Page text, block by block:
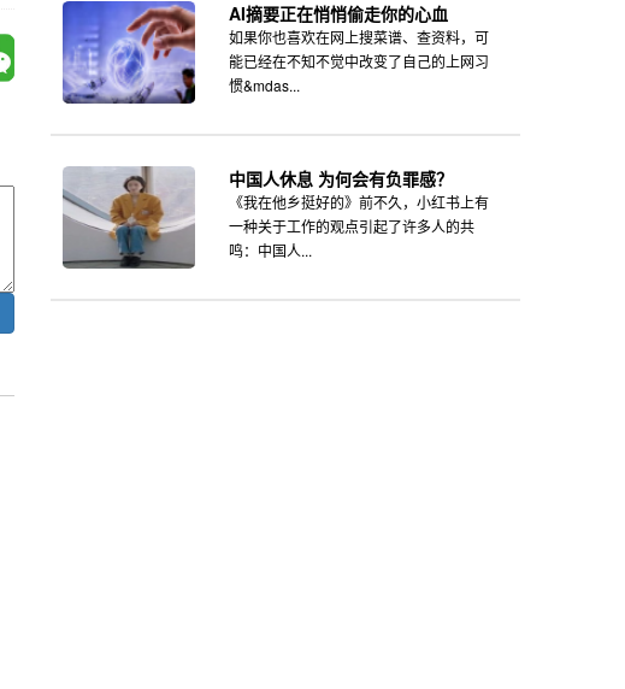
AI摘要正在悄悄偷走你的心血
如果你也喜欢在网上搜菜谱、查资料，可
能已经在不知不觉中改变了自己的上网习
惯&mdas...
中国人休息 为何会有负罪感？
《我在他乡挺好的》前不久，小红书上有
一种关于工作的观点引起了许多人的共
鸣：中国人...